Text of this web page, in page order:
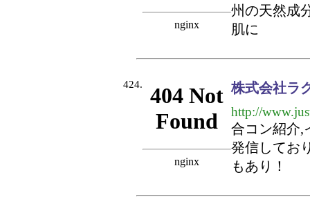
州の天然成
肌に
424. 株式会社ラ
http://
合コン紹介,
発信してお
もあり！